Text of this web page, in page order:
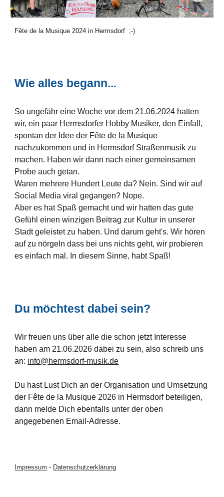
Fête de la Musique 2024 in Hermsdorf ;-)
Wie alles begann...
So ungefähr eine Woche vor dem 21.06.2024 hatten
wir, ein paar Hermsdorfer Hobby Musiker, den Einfall,
spontan der Idee der Fête de la Musique
nachzukommen und in Hermsdorf Straßenmusik zu
machen. Haben wir dann nach einer gemeinsamen
Probe auch getan.
Waren mehrere Hundert Leute da? Nein. Sind wir auf
Social Media viral gegangen? Nope.
Aber es hat Spaß gemacht und wir hatten das gute
Gefühl einen winzigen Beitrag zur Kultur in unserer
Stadt geleistet zu haben. Und darum geht's. Wir hören
auf zu nörgeln dass bei uns nichts geht, wir probieren
es einfach mal. In diesem Sinne, habt Spaß!
Du möchtest dabei sein?
Wir freuen uns über alle die schon jetzt Interesse
haben am 21.06.2026 dabei zu sein, also schreib uns
an: info@hermsdorf-musik.de
Du hast Lust Dich an der Organisation und Umsetzung
der Fête de la Musique 2026 in Hermsdorf beteiligen,
dann melde Dich ebenfalls unter der oben
angegebenen Email-Adresse.
Impressum - Datenschutzerklärung